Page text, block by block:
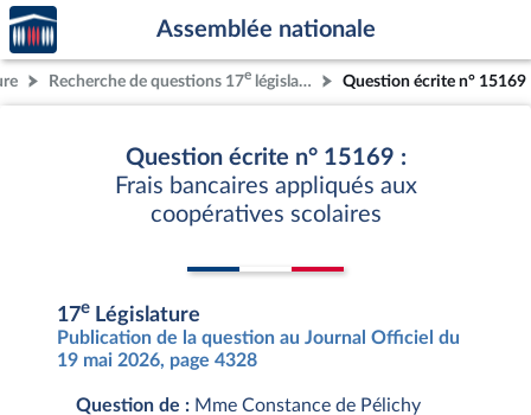
Aller au contenu
Aller en bas de la page
Accèder
à la
page
d'accueil
Assemblée nationale
Recherche de questions 17e législature Question écrite n° 15169
Question écrite n° 15169 :
Frais bancaires appliqués aux
coopératives scolaires
17e Législature
Publication de la question au Journal Officiel du
19 mai 2026, page 4328
Question de : Mme Constance de Pélichy